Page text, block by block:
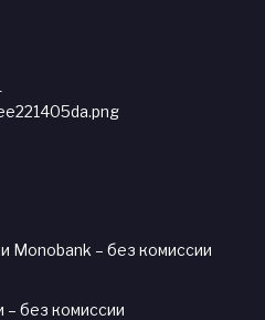
Monobank – без комиссии
– без комиссии